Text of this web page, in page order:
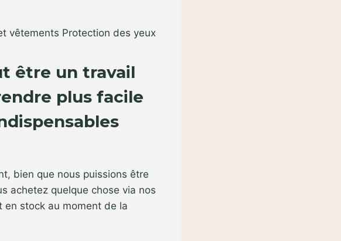
vêtements Protection des yeux
être un travail
plus facile
bien que nous puissions être
achetez quelque chose via nos
stock au moment de la